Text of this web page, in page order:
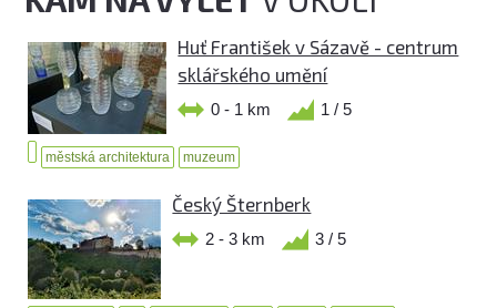
Huť František v Sázavě - centrum
sklářského umění
0 - 1 km 1 / 5
městská architektura muzeum
Český Šternberk
2 - 3 km 3 / 5